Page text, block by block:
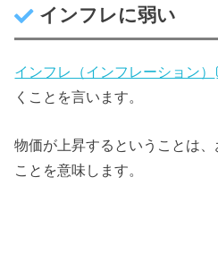
インフレに弱い
インフレ（インフレーション）
くことを言います。
物価が上昇するということは、
ことを意味します。